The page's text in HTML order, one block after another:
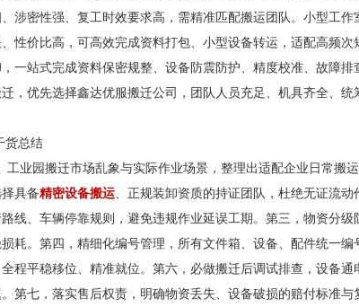
涉密性强、复工时效要求高，需精准匹配搬运团队。小型工
性价比高，可高效完成资料打包、小型设备转运，适配高频
一站式完成资料保密规整、设备防震防护、精度校准、故障
，优先选择鑫达优服搬迁公司，团队人员充足、机具齐全、
货总结
业园搬迁市场乱象与实际作业场景，整理出适配企业日常搬
具备精密设备搬运、正规装卸资质的持证团队，杜绝无证流
线、车辆停靠规则，避免违规作业延误工期。第三，物资分
耗。第四，精细化编号管理，所有文件箱、设备、配件统一
程平稳移位、精准就位。第六，必做搬迁后调试排查，设备
第七，落实售后权责，明确物资丢失、设备破损的赔付标准与